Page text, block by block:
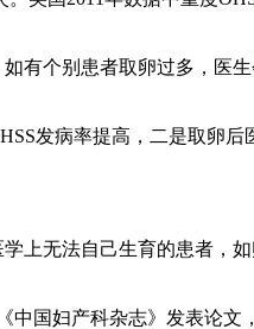
有个别患者取卵过多，医
发病率提高，二是取卵
上无法自己生育的患者，
国妇产科杂志》发表论文